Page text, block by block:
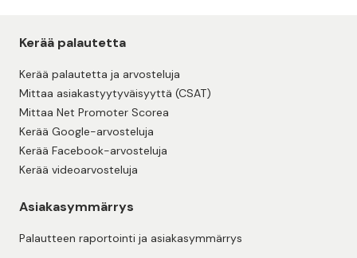
Kerää palautetta
Kerää palautetta ja arvosteluja
Mittaa asiakastyytyväisyyttä (CSAT)
Mittaa Net Promoter Scorea
Kerää Google-arvosteluja
Kerää Facebook-arvosteluja
Kerää videoarvosteluja
Asiakasymmärrys
Palautteen raportointi ja asiakasymmärrys